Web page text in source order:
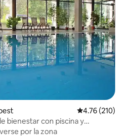
Calificación
4.76 (210)
bienestar con piscina y
por la zona